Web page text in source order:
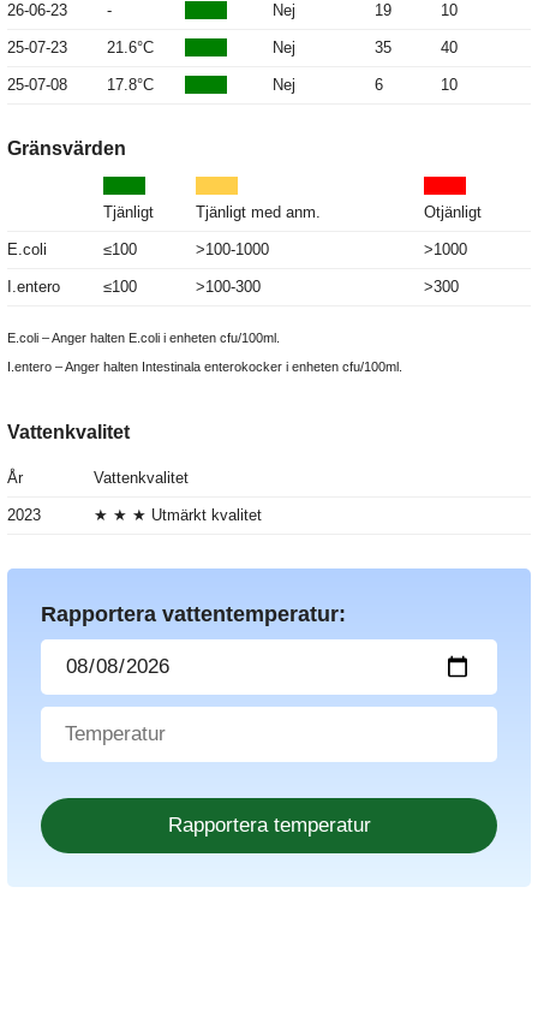
26-06-23 - Nej 19 10
25-07-23 21.6°C Nej 35 40
25-07-08 17.8°C Nej 6 10
Gränsvärden
Tjänligt Tjänligt med anm. Otjänligt
E.coli ≤100 >100-1000 >1000
I.entero ≤100 >100-300 >300
E.coli – Anger halten E.coli i enheten cfu/100ml.
I.entero – Anger halten Intestinala enterokocker i enheten cfu/100ml.
Vattenkvalitet
År Vattenkvalitet
2023 ★ ★ ★ Utmärkt kvalitet
Rapportera vattentemperatur: